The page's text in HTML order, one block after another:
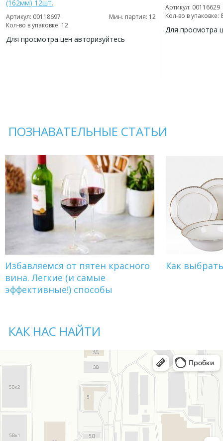
(162мм) 12шт.
Артикул: 00118697
Мин. партия: 12
Кол-во в упаковке: 12
Для просмотра цен авторизуйтесь
Артикул: 00116629
Кол-во в упаковке:
Для просмотра
ПОЗНАВАТЕЛЬНЫЕ СТАТЬИ
Избавляемся от пятен красного
вина. Легкие (и самые
эффективные!) способы
Как
КАК НАС НАЙТИ